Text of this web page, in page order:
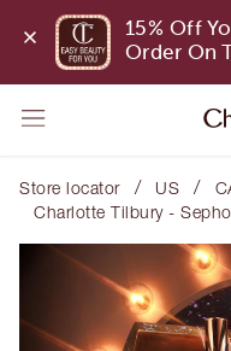
15% Off
Order On
Store locator / US /
Charlotte Tilbury -